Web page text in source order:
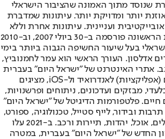
שנוסד מתוך האמונה שהציבור הישראלי
יותר ומדויקת יותר. עיתונות שמדברת
ועניינית. עיתונות אחרת וללא
תשלום. המהדורה המודפסת הראשונה פורסמה ב-30 ביולי 2007, וב-2010
בעל שיעור החשיפה הגבוה ביותר בימי
אדלסון. העורך הראשי הוא עמר לחמנוביץ,
אתרי האינטרנט של "ישראל היום" בעברית
ובאנגלית, כמו כן היישומונים (אפליקציות) לאנדרואיד ול-iOS, מציגים
מבזקים ועדכונים, ניתוחים ופרשנויות,
חיים. פלטפורמות הדיגיטל של "ישראל היום"
ובידור, לייף סטייל, טכנולוגיה, ספורט,
כלכלה וצרכנות, בריאות, חיילים, אוכל, יהדות, תיירות ורכב. ב-2021 עלו
החדש של "ישראל היום" בעברית, במטרה